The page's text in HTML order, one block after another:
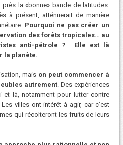
la «bonne» bande de latitudes.
à présent, atténuerait de manière
Pourquoi ne pas créer un
des forêts tropicales… au
anti-pétrole ? Elle est là
la planète.
mais on peut commencer à
autrement. Des expériences
et là, notamment pour lutter contre
villes ont intérêt à agir, car c’est
qui récolteront les fruits de leurs